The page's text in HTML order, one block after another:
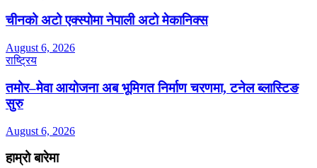
चीनको अटो एक्स्पोमा नेपाली अटो मेकानिक्स
August 6, 2026
राष्ट्रिय
तमोर–मेवा आयोजना अब भूमिगत निर्माण चरणमा, टनेल ब्लास्टिङ
सुरु
August 6, 2026
हाम्रो बारेमा